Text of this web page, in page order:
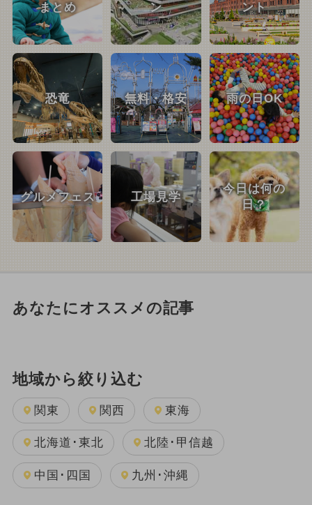
まとめ
ン
ント
恐竜 無料・格安 雨の日OK
グルメフェス 工場見学
今日は何の
日？
あなたにオススメの記事
地域から絞り込む
関東 関西 東海
北海道･東北 北陸･甲信越
中国･四国 九州･沖縄